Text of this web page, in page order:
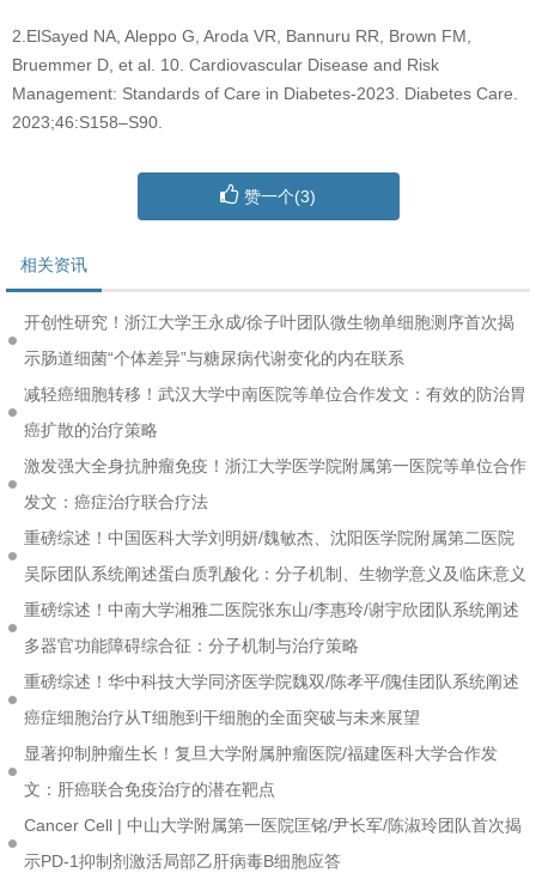
2.ElSayed NA, Aleppo G, Aroda VR, Bannuru RR, Brown FM,
Bruemmer D, et al. 10. Cardiovascular Disease and Risk
Management: Standards of Care in Diabetes-2023. Diabetes Care.
2023;46:S158–S90.
赞一个(3)
相关资讯
开创性研究！浙江大学王永成/徐子叶团队微生物单细胞测序首次揭
示肠道细菌“个体差异”与糖尿病代谢变化的内在联系
减轻癌细胞转移！武汉大学中南医院等单位合作发文：有效的防治胃
癌扩散的治疗策略
激发强大全身抗肿瘤免疫！浙江大学医学院附属第一医院等单位合作
发文：癌症治疗联合疗法
重磅综述！中国医科大学刘明妍/魏敏杰、沈阳医学院附属第二医院
吴际团队系统阐述蛋白质乳酸化：分子机制、生物学意义及临床意义
重磅综述！中南大学湘雅二医院张东山/李惠玲/谢宇欣团队系统阐述
多器官功能障碍综合征：分子机制与治疗策略
重磅综述！华中科技大学同济医学院魏双/陈孝平/隗佳团队系统阐述
癌症细胞治疗从T细胞到干细胞的全面突破与未来展望
显著抑制肿瘤生长！复旦大学附属肿瘤医院/福建医科大学合作发
文：肝癌联合免疫治疗的潜在靶点
Cancer Cell | 中山大学附属第一医院匡铭/尹长军/陈淑玲团队首次揭
示PD-1抑制剂激活局部乙肝病毒B细胞应答